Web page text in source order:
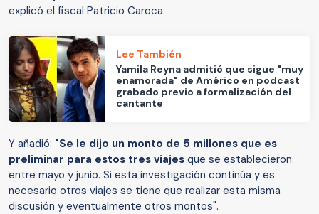
explicó el fiscal Patricio Caroca.
Lee También
Yamila Reyna admitió que sigue "muy
enamorada" de Américo en podcast
grabado previo a formalización del
cantante
Y añadió: "Se le dijo un monto de 5 millones que es
preliminar para estos tres viajes que se establecieron
entre mayo y junio. Si esta investigación continúa y es
necesario otros viajes se tiene que realizar esta misma
discusión y eventualmente otros montos".